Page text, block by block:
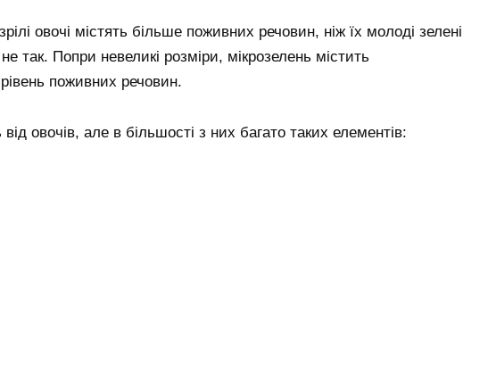
овочі містять більше поживних речовин, ніж їх молоді зелені
так. Попри невеликі розміри, мікрозелень містить
поживних речовин.
овочів, але в більшості з них багато таких елементів: